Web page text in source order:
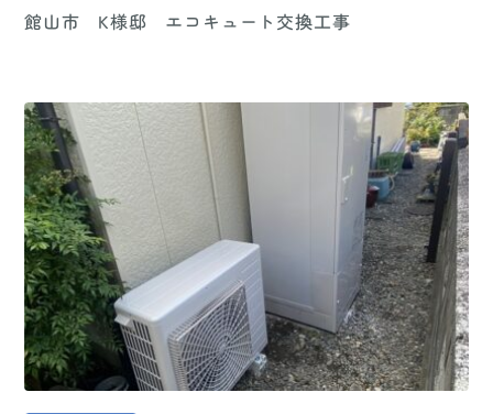
館山市 K様邸 エコキュート交換工事